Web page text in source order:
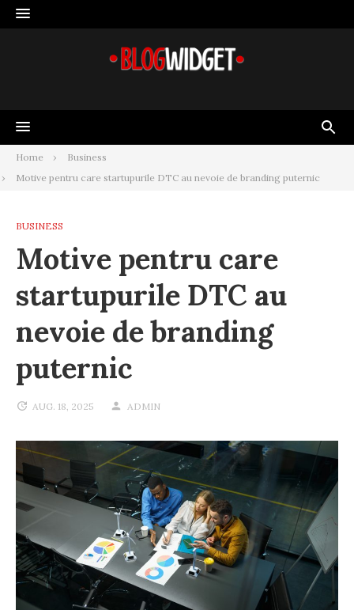
Skip
to
Home
Business
Motive pentru care startupurile DTC au nevoie de branding puternic
BUSINESS
Motive pentru care
startupurile DTC au
nevoie de branding
puternic
AUG. 18, 2025 ADMIN